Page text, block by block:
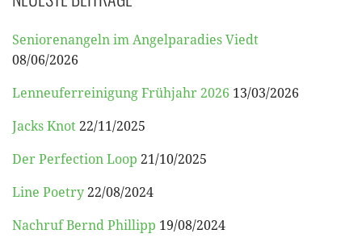
Seniorenangeln im Angelparadies Viedt
08/06/2026
Lenneuferreinigung Frühjahr 2026 13/03/2026
Jacks Knot 22/11/2025
Der Perfection Loop 21/10/2025
Line Poetry 22/08/2024
Nachruf Bernd Phillipp 19/08/2024